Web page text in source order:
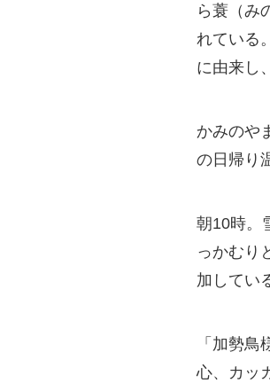
ら蓑（み
れている
に由来し
かみのや
の日帰り
朝10時。
っかむり
加してい
「加勢
心、カッ